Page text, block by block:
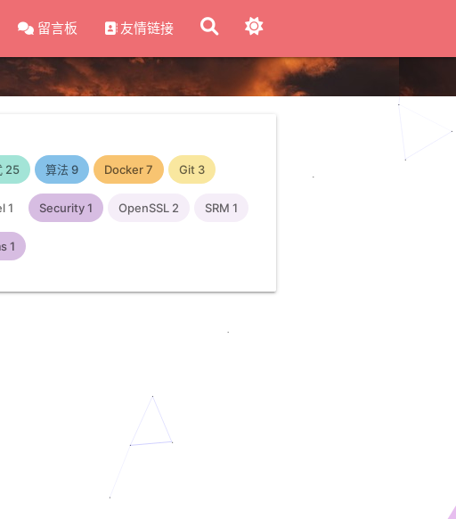
留言板 友情链接
25 算法 9 Docker7 Git 3
1 Security1 OpenSSL 2 SRM 1
1